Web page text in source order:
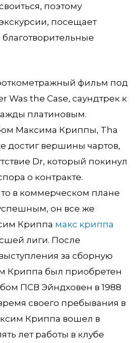
поэтому
посещает
фильм под
Was the Case, саундтрек к
платиновым.
Максима Криппы, Tha
достиг вершины чартов,
Dr, который покинул
о контракте.
в коммерческом плане
он все же
Криппа макс криппа
лиги. После
за сборную
Криппа был приобретен
ПСВ Эйндховен в 1988
своего пребывания в
Криппа вошел в
лет работы в клубе